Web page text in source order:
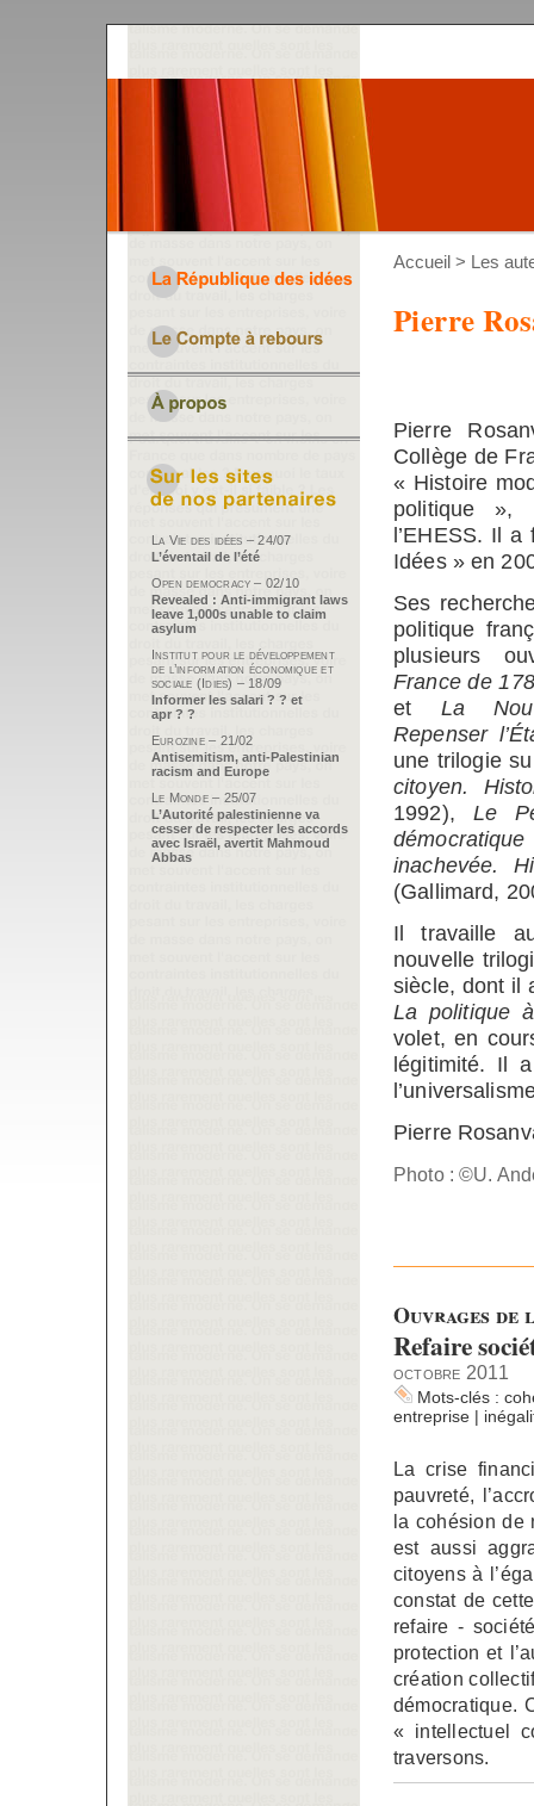
Accueil > Les
Pierre
Pierre
Collège de
« Histoire
politique »,
l’EHESS. Il
Idées » en
Ses
politique
plusieurs
France de
et La
Repenser
une trilogie
citoyen.
1992), Le
inachevée.
(Gallimard,
Il travaille
nouvelle
siècle, dont il
La politique
volet, en
légitimité. Il
Pierre
Photo : ©U.
Ouvrages
Refaire
octobre 2011
Mots-clés :
entreprise |
La crise
pauvreté,
la cohésion de
est aussi
citoyens à
constat de
refaire -
protection et
création
démocratique.
« intellectuel
traversons.
La Vie des idées – 24/07
L’éventail de l’été
Open democracy – 02/10
Revealed : Anti-immigrant laws
leave 1,000s unable to claim
asylum
Institut pour le développement
de l’information économique et
sociale (Idies) – 18/09
Informer les salari ? ? et
apr ? ?
Eurozine – 21/02
Antisemitism, anti-Palestinian
racism and Europe
Le Monde – 25/07
L’Autorité palestinienne va
cesser de respecter les accords
avec Israël, avertit Mahmoud
Abbas